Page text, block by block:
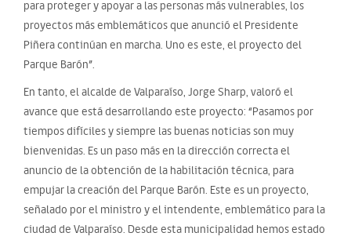
para proteger y apoyar a las personas más vulnerables, los
proyectos más emblemáticos que anunció el Presidente
Piñera continúan en marcha. Uno es este, el proyecto del
Parque Barón”.
En tanto, el alcalde de Valparaíso, Jorge Sharp, valoró el
avance que está desarrollando este proyecto: “Pasamos por
tiempos difíciles y siempre las buenas noticias son muy
bienvenidas. Es un paso más en la dirección correcta el
anuncio de la obtención de la habilitación técnica, para
empujar la creación del Parque Barón. Este es un proyecto,
señalado por el ministro y el intendente, emblemático para la
ciudad de Valparaíso. Desde esta municipalidad hemos estado